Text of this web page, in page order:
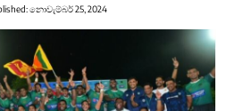
නොවැම්බර් 25, 2024